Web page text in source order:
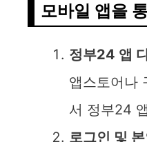
모바일 앱을
정부24 앱
앱스토어나
서 정부24
로그인 및